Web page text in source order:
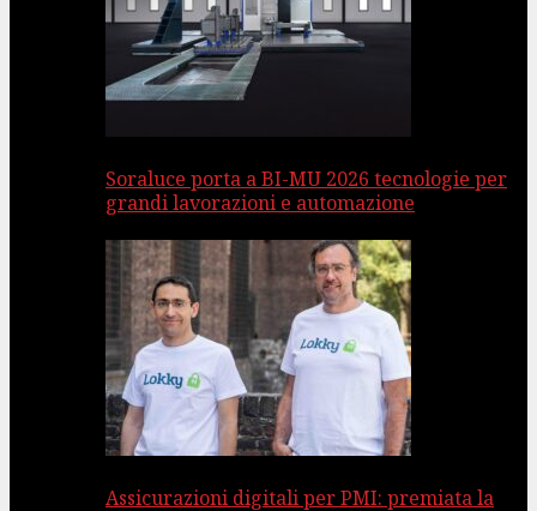
Soraluce porta a BI-MU 2026 tecnologie per
grandi lavorazioni e automazione
Assicurazioni digitali per PMI: premiata la